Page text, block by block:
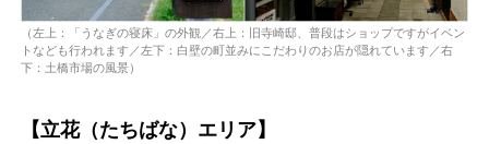
（左上：「うなぎの寝床」の外観／右上：旧寺崎邸、普段はショップですがイベン
トなども行われます／左下：白壁の町並みにこだわりのお店が隠れています／右
下：土橋市場の風景）
【立花（たちばな）エリア】